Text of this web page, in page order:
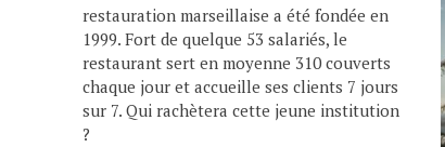
restauration marseillaise a été fondée en
1999. Fort de quelque 53 salariés, le
restaurant sert en moyenne 310 couverts
chaque jour et accueille ses clients 7 jours
sur 7. Qui rachètera cette jeune institution
?